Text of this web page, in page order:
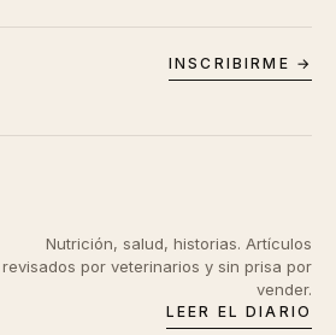
INSCRIBIRME →
Nutrición, salud, historias. Artículos
revisados por veterinarios y sin prisa por
vender.
LEER EL DIARIO